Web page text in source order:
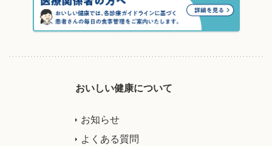
おいしい健康について
お知らせ
よくある質問